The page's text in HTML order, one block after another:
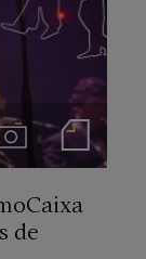
ImágenesNotas de prensa
de